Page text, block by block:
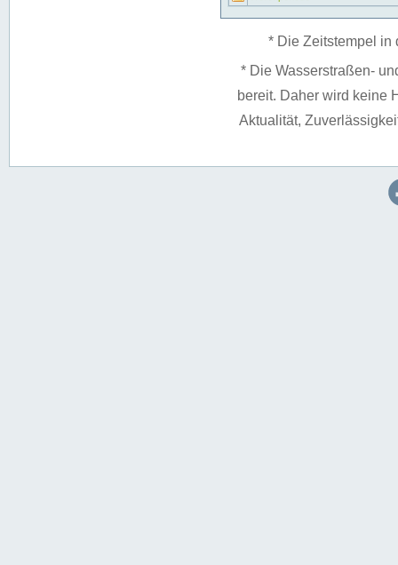
* Die Zeitstempel in
* Die Wasserstraßen-
bereit. Daher wird keine
Aktualität,